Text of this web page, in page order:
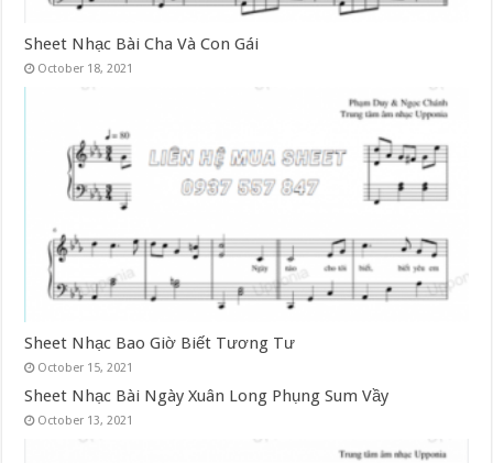
Sheet Nhạc Bài Cha Và Con Gái
October 18, 2021
Sheet Nhạc Bao Giờ Biết Tương Tư
October 15, 2021
Sheet Nhạc Bài Ngày Xuân Long Phụng Sum Vầy
October 13, 2021